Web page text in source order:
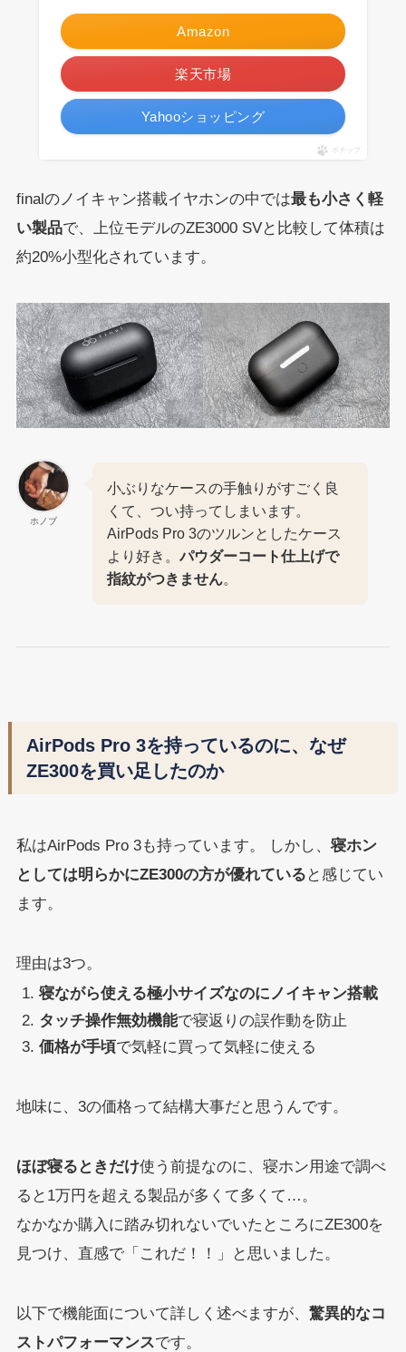
Amazon
楽天市場
Yahooショッピング
ポチップ
finalのノイキャン搭載イヤホンの中では最も小さく軽
い製品で、上位モデルのZE3000 SVと比較して体積は
約20%小型化されています。
ホノブ
小ぶりなケースの手触りがすごく良
くて、つい持ってしまいます。
AirPods Pro 3のツルンとしたケース
より好き。パウダーコート仕上げで
指紋がつきません。
AirPods Pro 3を持っているのに、なぜ
ZE300を買い足したのか
私はAirPods Pro 3も持っています。 しかし、 寝ホン
としては明らかにZE300の方が優れている と感じてい
ます。
理由は3つ。
寝ながら使える極小サイズなのにノイキャン搭載
タッチ操作無効機能で寝返りの誤作動を防止
価格が手頃で気軽に買って気軽に使える
地味に、3の価格って結構大事だと思うんです。
ほぼ寝るときだけ使う前提なのに、寝ホン用途で調べ
ると1万円を超える製品が多くて多くて…。
なかなか購入に踏み切れないでいたところにZE300を
見つけ、直感で「これだ！！」と思いました。
以下で機能面について詳しく述べますが、 驚異的なコ
ストパフォーマンスです。